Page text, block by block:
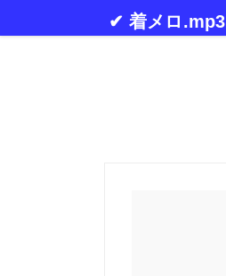
✔ 着メロ.mp3